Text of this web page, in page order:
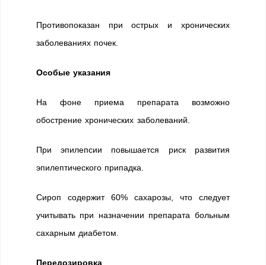
Противопоказан при острых и хронических
заболеваниях почек.
Особые указания
На фоне приема препарата возможно
обострение хронических заболеваний.
При эпилепсии повышается риск развития
эпилептического припадка.
Сироп содержит 60% сахарозы, что следует
учитывать при назначении препарата больным
сахарным диабетом.
Передозировка